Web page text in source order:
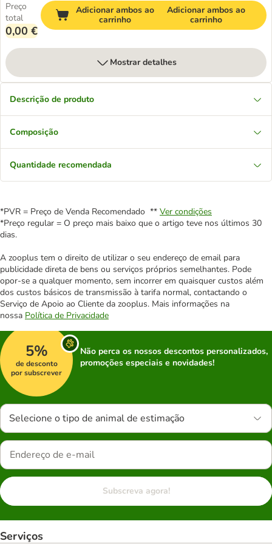
Preço
total
0,00 €
Adicionar ambos ao
carrinho
Adicionar ambos ao
carrinho
Mostrar detalhes
Descrição de produto
Composição
Quantidade recomendada
*PVR = Preço de Venda Recomendado ** Ver condições
*Preço regular = O preço mais baixo que o artigo teve nos últimos 30
dias.
A zooplus tem o direito de utilizar o seu endereço de email para
publicidade direta de bens ou serviços próprios semelhantes. Pode
opor-se a qualquer momento, sem incorrer em quaisquer custos além
dos custos básicos de transmissão à tarifa normal, contactando o
Serviço de Apoio ao Cliente da zooplus. Mais informações na
nossa Política de Privacidade
5%
de desconto
por subscrever
Não perca os nossos descontos personalizados,
promoções especiais e novidades!
Selecione o tipo de animal de estimação
Subscreva agora!
Serviços